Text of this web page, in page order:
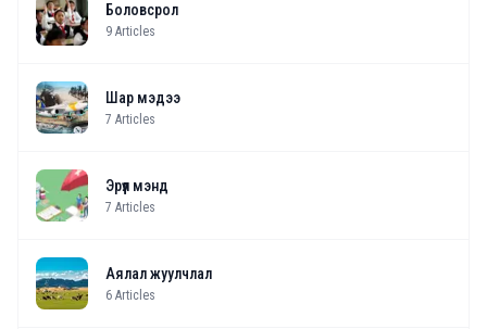
Боловсрол
9 Articles
Шар мэдээ
7 Articles
Эрүүл мэнд
7 Articles
Аялал жуулчлал
6 Articles